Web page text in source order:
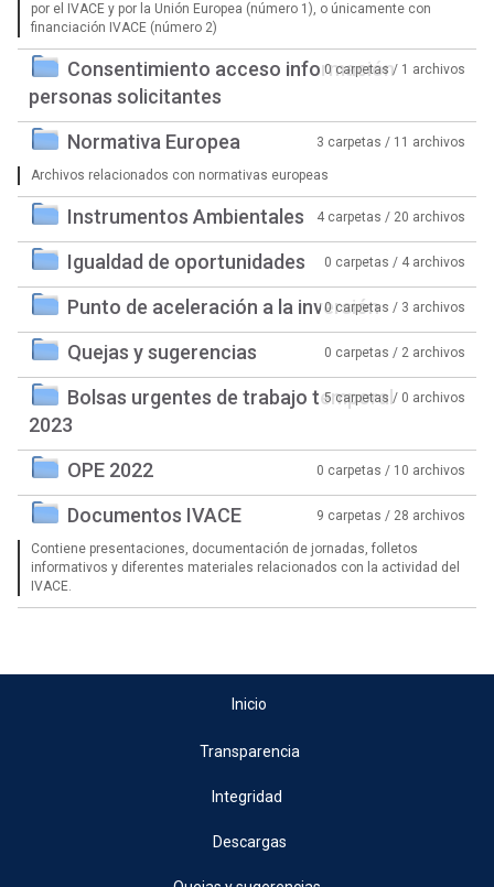
por el IVACE y por la Unión Europea (número 1), o únicamente con
financiación IVACE (número 2)
Consentimiento acceso información
personas solicitantes
0 carpetas / 1 archivos
Normativa Europea 3 carpetas / 11 archivos
Archivos relacionados con normativas europeas
Instrumentos Ambientales 4 carpetas / 20 archivos
Igualdad de oportunidades 0 carpetas / 4 archivos
Punto de aceleración a la inversión0 carpetas / 3 archivos
Quejas y sugerencias 0 carpetas / 2 archivos
Bolsas urgentes de trabajo temporal
2023
5 carpetas / 0 archivos
OPE 2022 0 carpetas / 10 archivos
Documentos IVACE 9 carpetas / 28 archivos
Contiene presentaciones, documentación de jornadas, folletos
informativos y diferentes materiales relacionados con la actividad del
IVACE.
Inicio
Transparencia
Integridad
Descargas